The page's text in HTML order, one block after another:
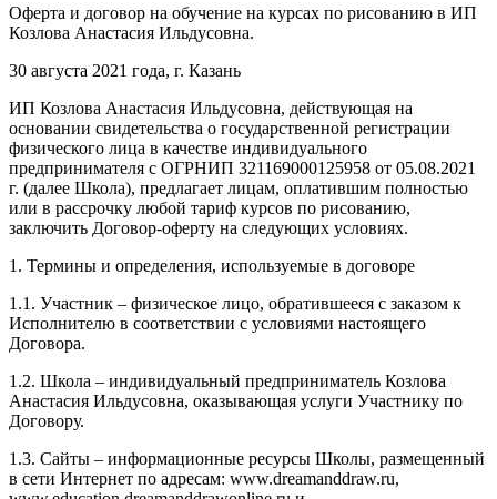
Оферта и договор на обучение на курсах по рисованию в ИП
Козлова Анастасия Ильдусовна.
30 августа 2021 года, г. Казань
ИП Козлова Анастасия Ильдусовна, действующая на
основании свидетельства о государственной регистрации
физического лица в качестве индивидуального
предпринимателя с ОГРНИП 321169000125958 от 05.08.2021
г. (далее Школа), предлагает лицам, оплатившим полностью
или в рассрочку любой тариф курсов по рисованию,
заключить Договор-оферту на следующих условиях.
1. Термины и определения, используемые в договоре
1.1. Участник – физическое лицо, обратившееся с заказом к
Исполнителю в соответствии с условиями настоящего
Договора.
1.2. Школа – индивидуальный предприниматель Козлова
Анастасия Ильдусовна, оказывающая услуги Участнику по
Договору.
1.3. Сайты – информационные ресурсы Школы, размещенный
в сети Интернет по адресам: www.dreamanddraw.ru,